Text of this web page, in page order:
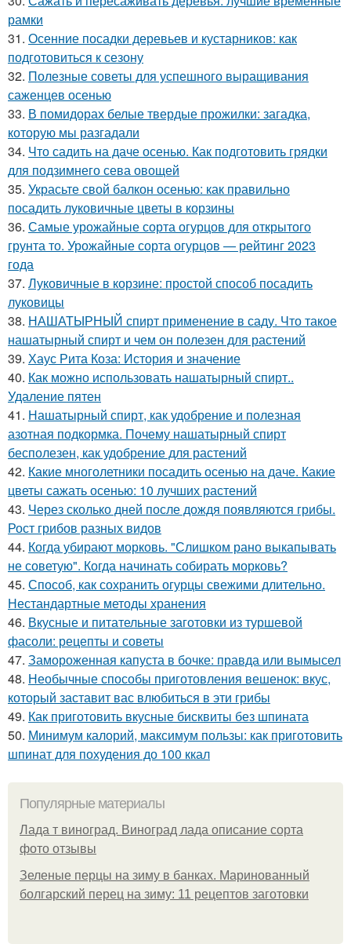
рамки
31. Осенние посадки деревьев и кустарников: как
подготовиться к сезону
32. Полезные советы для успешного выращивания
саженцев осенью
33. В помидорах белые твердые прожилки: загадка,
которую мы разгадали
34. Что садить на даче осенью. Как подготовить грядки
для подзимнего сева овощей
35. Украсьте свой балкон осенью: как правильно
посадить луковичные цветы в корзины
36. Самые урожайные сорта огурцов для открытого
грунта то. Урожайные сорта огурцов — рейтинг 2023
года
37. Луковичные в корзине: простой способ посадить
луковицы
38. НАШАТЫРНЫЙ спирт применение в саду. Что такое
нашатырный спирт и чем он полезен для растений
39. Хаус Рита Коза: История и значение
40. Как можно использовать нашатырный спирт..
Удаление пятен
41. Нашатырный спирт, как удобрение и полезная
азотная подкормка. Почему нашатырный спирт
бесполезен, как удобрение для растений
42. Какие многолетники посадить осенью на даче. Какие
цветы сажать осенью: 10 лучших растений
43. Через сколько дней после дождя появляются грибы.
Рост грибов разных видов
44. Когда убирают морковь. "Слишком рано выкапывать
не советую". Когда начинать собирать морковь?
45. Способ, как сохранить огурцы свежими длительно.
Нестандартные методы хранения
46. Вкусные и питательные заготовки из туршевой
фасоли: рецепты и советы
47. Замороженная капуста в бочке: правда или вымысел
48. Необычные способы приготовления вешенок: вкус,
который заставит вас влюбиться в эти грибы
49. Как приготовить вкусные бисквиты без шпината
50. Минимум калорий, максимум пользы: как приготовить
шпинат для похудения до 100 ккал
Популярные материалы
Лада т виноград. Виноград лада описание сорта
фото отзывы
Зеленые перцы на зиму в банках. Маринованный
болгарский перец на зиму: 11 рецептов заготовки